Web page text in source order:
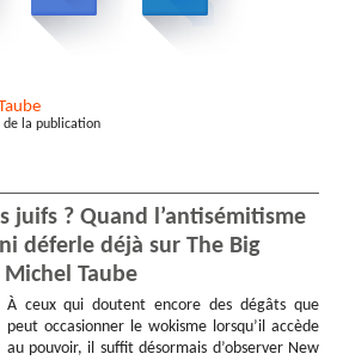
de la publication
juifs ? Quand l’antisémitisme
déferle déjà sur The Big
Michel Taube
À ceux qui doutent encore des dégâts que
peut occasionner le wokisme lorsqu’il accède
au pouvoir, il suffit désormais d’observer New